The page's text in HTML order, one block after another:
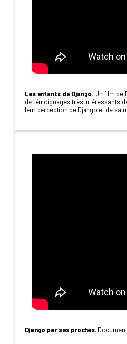
Les enfants de Django. Un film de
de témoignages très intéressants
leur perception de Django et de sa
Django par ses proches.